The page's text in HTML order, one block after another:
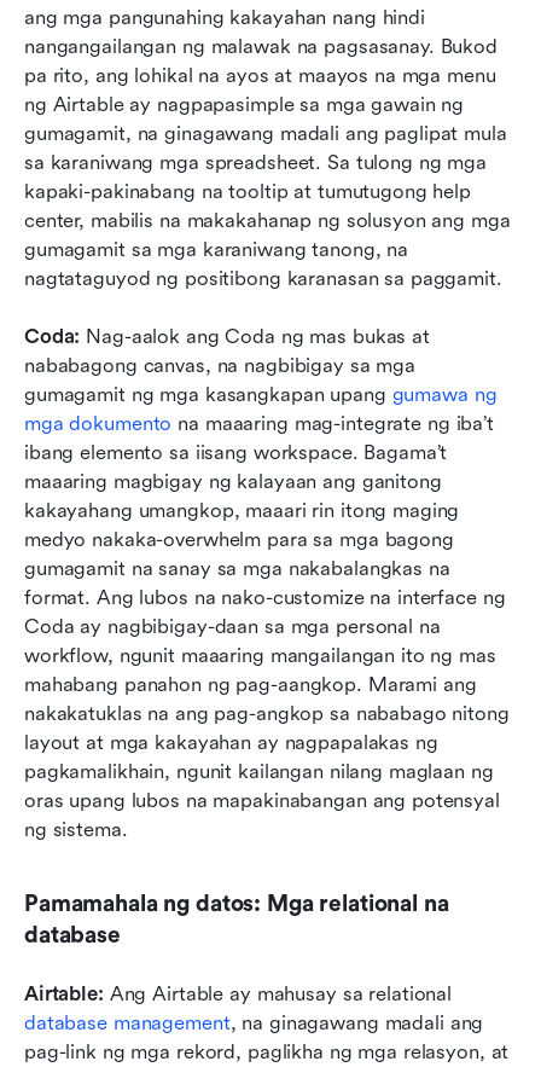
ang mga pangunahing kakayahan nang hindi
nangangailangan ng malawak na pagsasanay. Bukod
pa rito, ang lohikal na ayos at maayos na mga menu
ng Airtable ay nagpapasimple sa mga gawain ng
gumagamit, na ginagawang madali ang paglipat mula
sa karaniwang mga spreadsheet. Sa tulong ng mga
kapaki-pakinabang na tooltip at tumutugong help
center, mabilis na makakahanap ng solusyon ang mga
gumagamit sa mga karaniwang tanong, na
nagtataguyod ng positibong karanasan sa paggamit.
Coda: Nag-aalok ang Coda ng mas bukas at
nababagong canvas, na nagbibigay sa mga
gumagamit ng mga kasangkapan upang gumawa ng
mga dokumento na maaaring mag-integrate ng iba’t
ibang elemento sa iisang workspace. Bagama’t
maaaring magbigay ng kalayaan ang ganitong
kakayahang umangkop, maaari rin itong maging
medyo nakaka-overwhelm para sa mga bagong
gumagamit na sanay sa mga nakabalangkas na
format. Ang lubos na nako-customize na interface ng
Coda ay nagbibigay-daan sa mga personal na
workflow, ngunit maaaring mangailangan ito ng mas
mahabang panahon ng pag-aangkop. Marami ang
nakakatuklas na ang pag-angkop sa nababago nitong
layout at mga kakayahan ay nagpapalakas ng
pagkamalikhain, ngunit kailangan nilang maglaan ng
oras upang lubos na mapakinabangan ang potensyal
ng sistema.
Pamamahala ng datos: Mga relational na
database
Airtable:
database management, na ginagawang madali ang
pag-link ng mga rekord, paglikha ng mga relasyon, at